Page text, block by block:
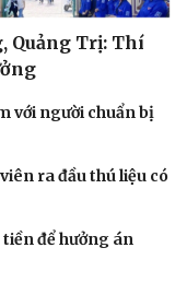
Quảng Trị: Thí
với người chuẩn bị
ra đầu thú liệu có
để hưởng án